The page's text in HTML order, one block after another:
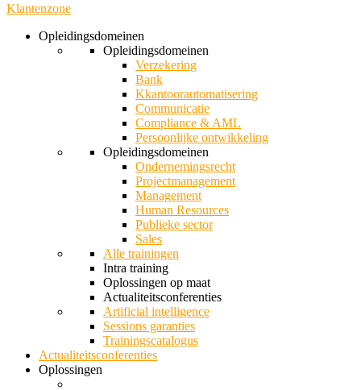
Klantenzone
Opleidingsdomeinen
Opleidingsdomeinen
Verzekering
Bank
Kkantoorautomatisering
Communicatie
Compliance & AML
Persoonlijke ontwikkeling
Opleidingsdomeinen
Ondernemingsrecht
Projectmanagement
Management
Human Resources
Publieke sector
Sales
Alle trainingen
Intra training
Oplossingen op maat
Actualiteitsconferenties
Artificial intelligence
Sessions garanties
Trainingscatalogus
Actualiteitsconferenties
Oplossingen